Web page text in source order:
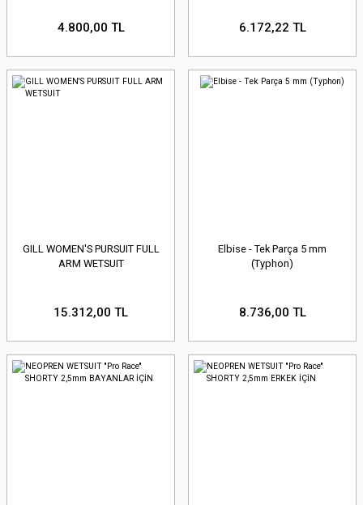
4.800,00 TL 6.172,22 TL
GILL WOMEN'S PURSUIT FULL
ARM WETSUIT
15.312,00 TL
Elbise - Tek Parça 5 mm
(Typhon)
8.736,00 TL